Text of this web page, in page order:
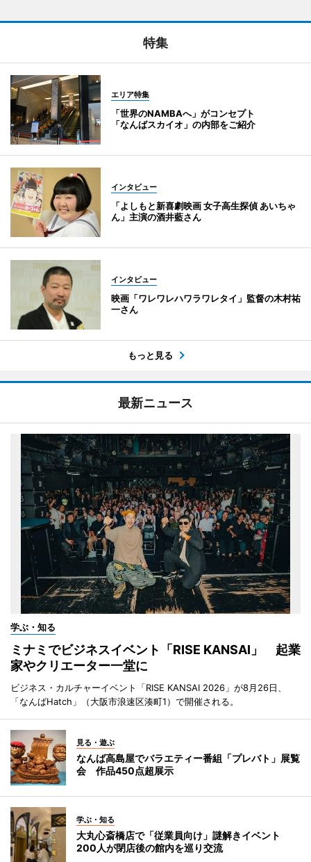
特集
エリア特集
「世界のNAMBAへ」がコンセプト
「なんばスカイオ」の内部をご紹介
インタビュー
「よしもと新喜劇映画 女子高生探偵 あいちゃ
ん」主演の酒井藍さん
インタビュー
映画「ワレワレハワラワレタイ」監督の木村祐
一さん
もっと見る
最新ニュース
学ぶ・知る
ミナミでビジネスイベント「RISE KANSAI」 起業
家やクリエーター一堂に
ビジネス・カルチャーイベント「RISE KANSAI 2026」が8月26日、
「なんばHatch」（大阪市浪速区湊町1）で開催される。
見る・遊ぶ
なんば高島屋でバラエティー番組「プレバト」展覧
会 作品450点超展示
学ぶ・知る
大丸心斎橋店で「従業員向け」謎解きイベント
200人が閉店後の館内を巡り交流